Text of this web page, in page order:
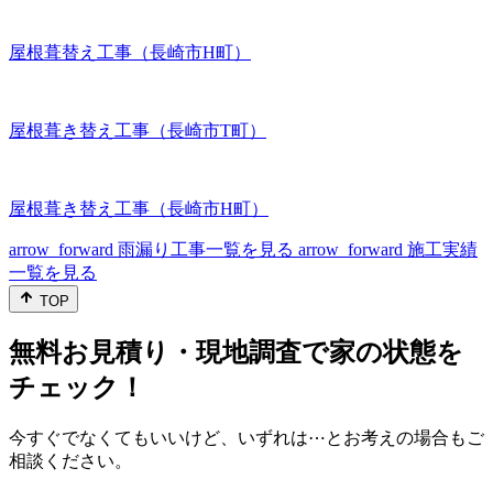
屋根葺替え工事（長崎市H町）
屋根葺き替え工事（長崎市T町）
屋根葺き替え工事（長崎市H町）
arrow_forward 雨漏り工事一覧を見る arrow_forward 施工実績
一覧を見る
TOP
無料お見積り・現地調査で家の状態を
チェック！
今すぐでなくてもいいけど、いずれは⋯とお考えの場合もご
相談ください。